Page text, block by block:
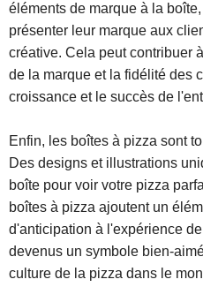
éléments de marque à la
présenter leur marque aux
créative. Cela peut contribuer
de la marque et la fidélité des
croissance et le succès de
Enfin, les boîtes à pizza sont
Des designs et illustrations
boîte pour voir votre pizza
boîtes à pizza ajoutent un
d'anticipation à l'expérience
devenus un symbole bien-
culture de la pizza dans le